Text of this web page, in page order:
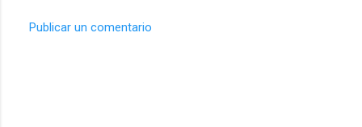
n
Publicar un comentario